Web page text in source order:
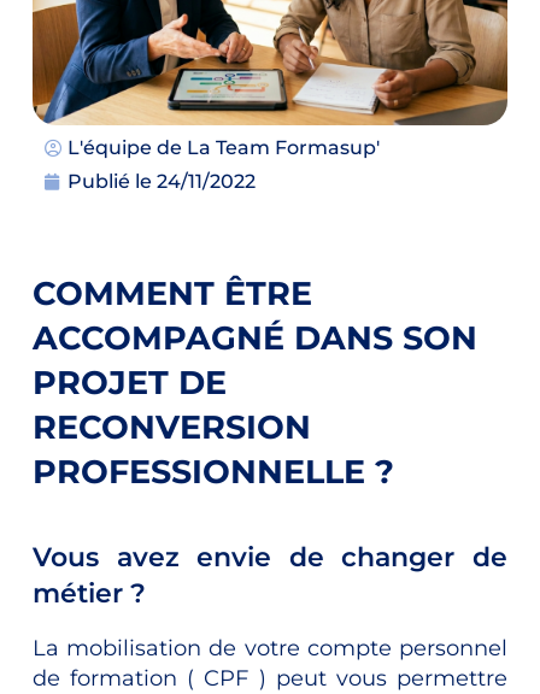
L'équipe de La Team Formasup'
Publié le 24/11/2022
COMMENT ÊTRE
ACCOMPAGNÉ DANS SON
PROJET DE
RECONVERSION
PROFESSIONNELLE ?
Vous avez envie de changer de
métier ?
La mobilisation de votre compte personnel
de formation ( CPF ) peut vous permettre